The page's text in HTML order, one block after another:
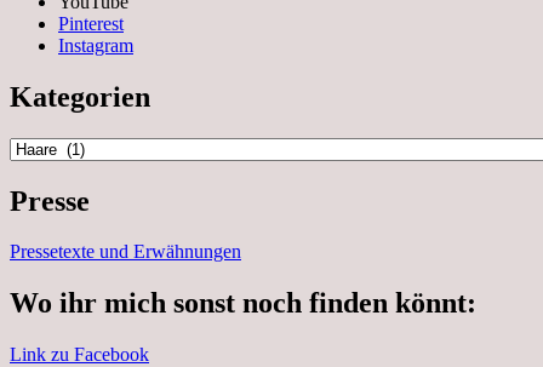
Pinterest
Instagram
Kategorien
Kategorien
Presse
Pressetexte und Erwähnungen
Wo ihr mich sonst noch finden könnt:
Link zu Facebook